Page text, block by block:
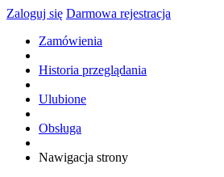
Zaloguj się Darmowa rejestracja
Zamówienia
Historia przeglądania
Ulubione
Obsługa
Nawigacja strony